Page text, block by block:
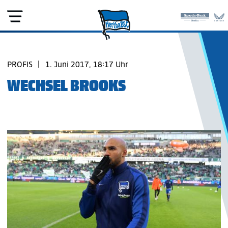
PROFIS 1. Juni 2017, 18:17 Uhr
WECHSEL BROOKS